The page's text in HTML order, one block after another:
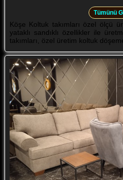
Tümünü
Köşe Koltuk takımları özel ölçü
yataklı sandıklı özellikler ile
takımları, özel üretim koltuk